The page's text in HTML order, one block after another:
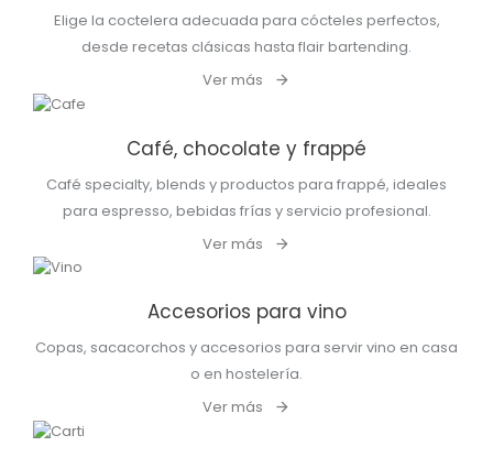
Elige la coctelera adecuada para cócteles perfectos,
desde recetas clásicas hasta flair bartending.
Ver más
Café, chocolate y frappé
Café specialty, blends y productos para frappé, ideales
para espresso, bebidas frías y servicio profesional.
Ver más
Accesorios para vino
Copas, sacacorchos y accesorios para servir vino en casa
o en hostelería.
Ver más